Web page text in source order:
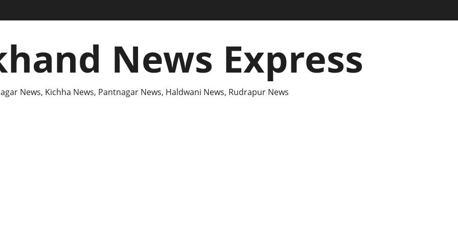
News Express
News, Kichha News, Pantnagar News, Haldwani News, Rudrapur News